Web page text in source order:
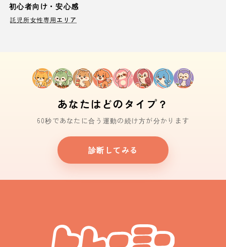
初心者向け・安心感
託児所女性専用エリア
あなたはどのタイプ？
60秒であなたに合う運動の続け方が分かります
診断してみる